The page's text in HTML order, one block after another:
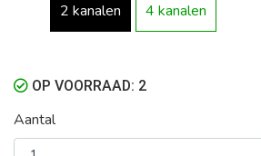
2 kanalen
4 kanalen
OP VOORRAAD: 2
Aantal